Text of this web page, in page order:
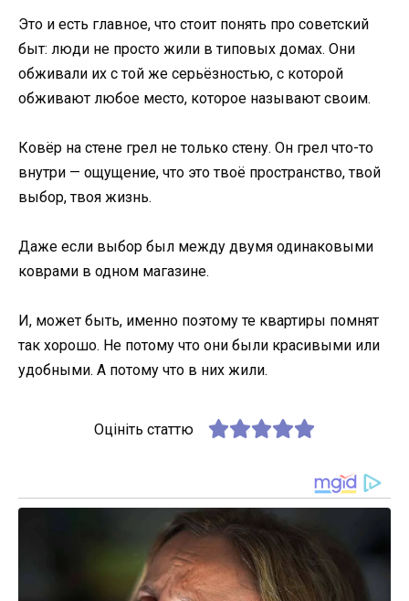
Это и есть главное, что стоит понять про советский
быт: люди не просто жили в типовых домах. Они
обживали их с той же серьёзностью, с которой
обживают любое место, которое называют своим.
Ковёр на стене грел не только стену. Он грел что-то
внутри — ощущение, что это твоё пространство, твой
выбор, твоя жизнь.
Даже если выбор был между двумя одинаковыми
коврами в одном магазине.
И, может быть, именно поэтому те квартиры помнят
так хорошо. Не потому что они были красивыми или
удобными. А потому что в них жили.
Оцініть статтю